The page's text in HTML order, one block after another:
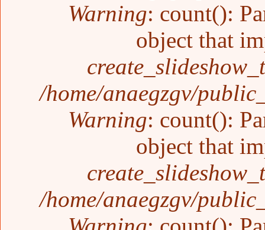
Warning: count():
object that
/home/anaegzgv/
Warning: count():
object that
/home/anaegzgv/